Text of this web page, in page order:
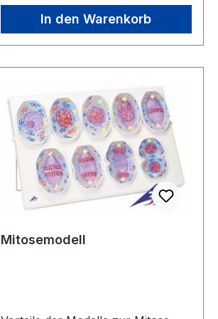
Einzelkomponenten getrennt
In den Warenkorb
Mitosemodell